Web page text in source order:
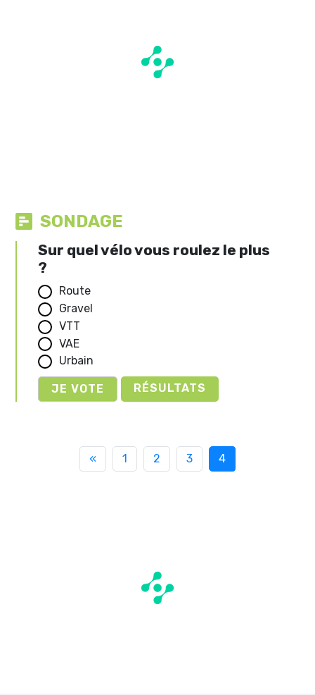
SONDAGE
Sur quel vélo vous roulez le plus
?
Route
Gravel
VTT
VAE
Urbain
RÉSULTATS
« 1 2 3 4